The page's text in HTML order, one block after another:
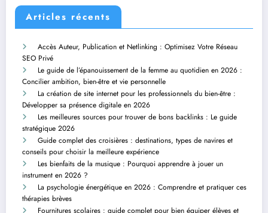
Articles récents
Accès Auteur, Publication et Netlinking : Optimisez Votre Réseau
SEO Privé
Le guide de l’épanouissement de la femme au quotidien en 2026 :
Concilier ambition, bien-être et vie personnelle
La création de site internet pour les professionnels du bien-être :
Développer sa présence digitale en 2026
Les meilleures sources pour trouver de bons backlinks : Le guide
stratégique 2026
Guide complet des croisières : destinations, types de navires et
conseils pour choisir la meilleure expérience
Les bienfaits de la musique : Pourquoi apprendre à jouer un
instrument en 2026 ?
La psychologie énergétique en 2026 : Comprendre et pratiquer ces
thérapies brèves
Fournitures scolaires : guide complet pour bien équiper élèves et